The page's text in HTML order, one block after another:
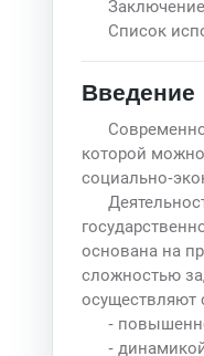
Список
Введение
которой
социально-
основана на
сложностью
осуществляют
-
-